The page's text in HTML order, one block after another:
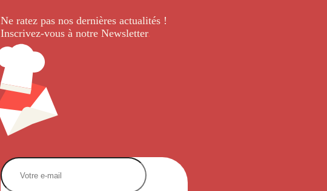
Ne ratez pas nos dernièresactualités !
Inscrivez-vous à notre Newsletter.